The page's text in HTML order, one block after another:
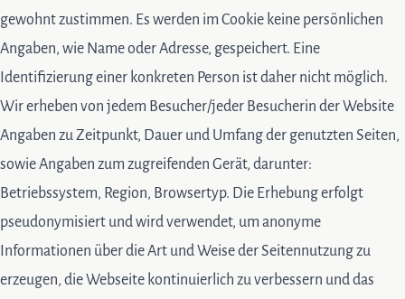
gewohnt zustimmen. Es werden im Cookie keine persönlichen
Angaben, wie Name oder Adresse, gespeichert. Eine
Identifizierung einer konkreten Person ist daher nicht möglich.
Wir erheben von jedem Besucher/jeder Besucherin der Website
Angaben zu Zeitpunkt, Dauer und Umfang der genutzten Seiten,
sowie Angaben zum zugreifenden Gerät, darunter:
Betriebssystem, Region, Browsertyp. Die Erhebung erfolgt
pseudonymisiert und wird verwendet, um anonyme
Informationen über die Art und Weise der Seitennutzung zu
erzeugen, die Webseite kontinuierlich zu verbessern und das